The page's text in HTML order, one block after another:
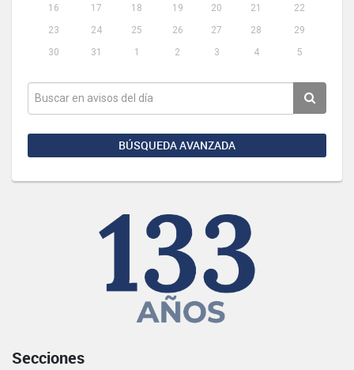
16
17 18 19 20 21
22
23
24 25 26 27 28
29
30
31 1 2 3 4 5
BÚSQUEDA AVANZADA
Secciones